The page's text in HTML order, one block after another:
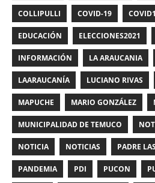
COLLIPULLI COVID-19
EDUCACIÓN ELECCIONES2021
INFORMACIÓN LA ARAUCANIA
LAARAUCANÍA LUCIANO RIVAS
MAPUCHE MARIO GONZÁLEZ
MUNICIPALIDAD DE TEMUCO
NOTICIA NOTICIAS PADRE
PANDEMIA PDI PUCON